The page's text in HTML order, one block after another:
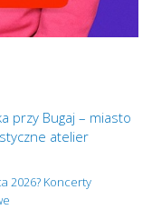
przy Bugaj – miasto
atelier
2026? Koncerty